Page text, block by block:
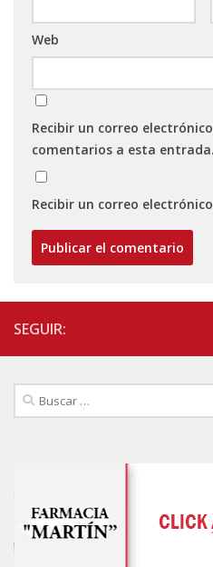
Web
Recibir un correo
comentarios a esta entrada.
Recibir un correo
SEGUIR:
Buscar: